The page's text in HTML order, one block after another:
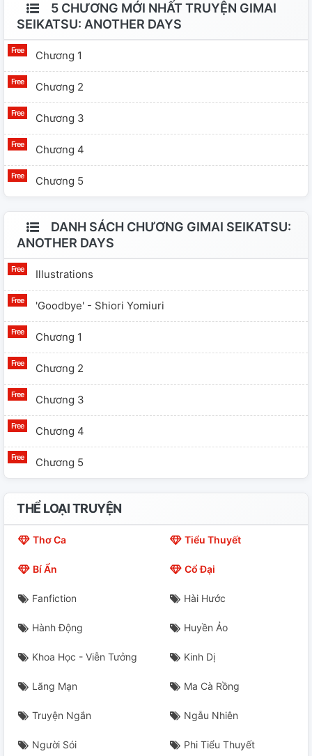
5 CHƯƠNG MỚI NHẤT TRUYỆN GIMAI
SEIKATSU: ANOTHER DAYS
Chương 1
Chương 2
Chương 3
Chương 4
Chương 5
DANH SÁCH CHƯƠNG GIMAI SEIKATSU:
ANOTHER DAYS
Illustrations
'Goodbye' - Shiori Yomiuri
Chương 1
Chương 2
Chương 3
Chương 4
Chương 5
THỂ LOẠI TRUYỆN
Thơ Ca Tiểu Thuyết
Bí Ẩn Cổ Đại
Fanfiction Hài Hước
Hành Động Huyền Ảo
Khoa Học - Viễn Tưởng Kinh Dị
Lãng Mạn Ma Cà Rồng
Truyện Ngắn Ngẫu Nhiên
Người Sói Phi Tiểu Thuyết